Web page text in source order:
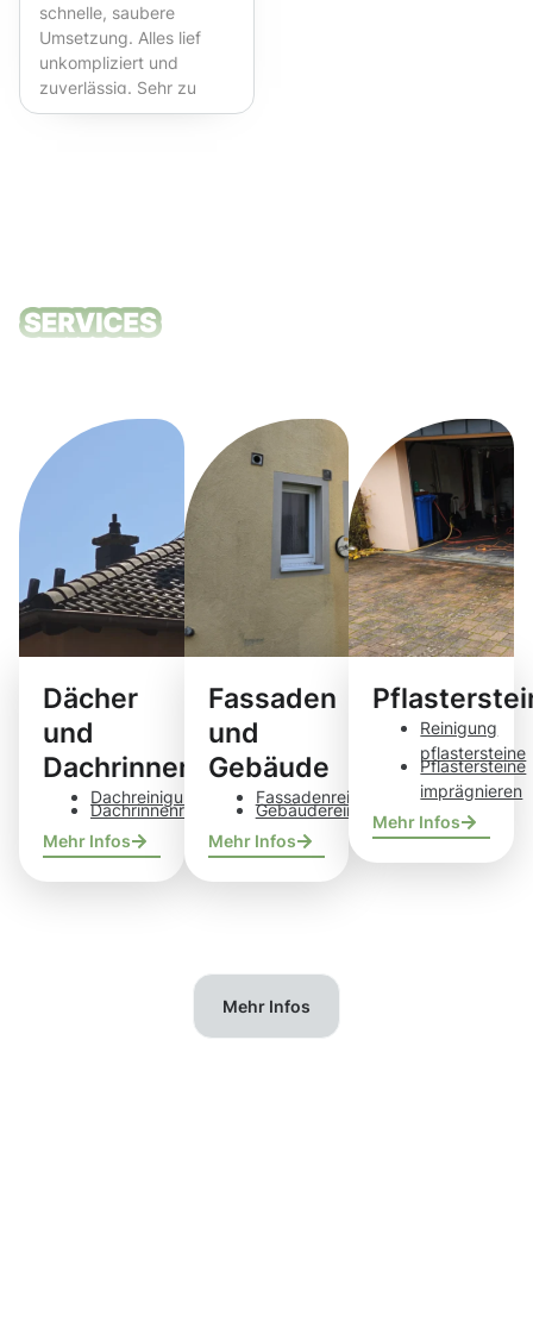
schnelle, saubere
Umsetzung. Alles lief
unkompliziert und
zuverlässig. Sehr zu
empfehlen!
Dächer
und
Dachrinnen
Dachreinigung
Dachrinnenreinigung
Mehr Infos
Fassaden
und
Gebäude
Fassadenreinigung
Gebäudereinigung
Mehr Infos
Reinigung
pflastersteine
Pflastersteine
imprägnieren
Mehr Infos
Mehr Infos